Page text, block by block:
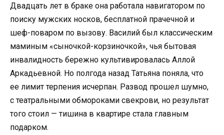
Двадцать лет в браке она работала навигатором по
поиску мужских носков, бесплатной прачечной и
шеф-поваром по вызову. Василий был классическим
маминым «сыночкой-корзиночкой», чья бытовая
инвалидность бережно культивировалась Аллой
Аркадьевной. Но полгода назад Татьяна поняла, что
ее лимит терпения исчерпан. Развод прошел шумно,
с театральными обмороками свекрови, но результат
того стоил — тишина в квартире стала главным
подарком.